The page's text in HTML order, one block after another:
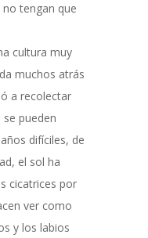
tengan que
cultura muy
muchos atrás
a recolectar
se pueden
difíciles, de
el sol ha
cicatrices por
ver como
y los labios